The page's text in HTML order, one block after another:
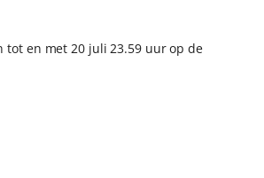
tot en met 20 juli 23.59 uur op de